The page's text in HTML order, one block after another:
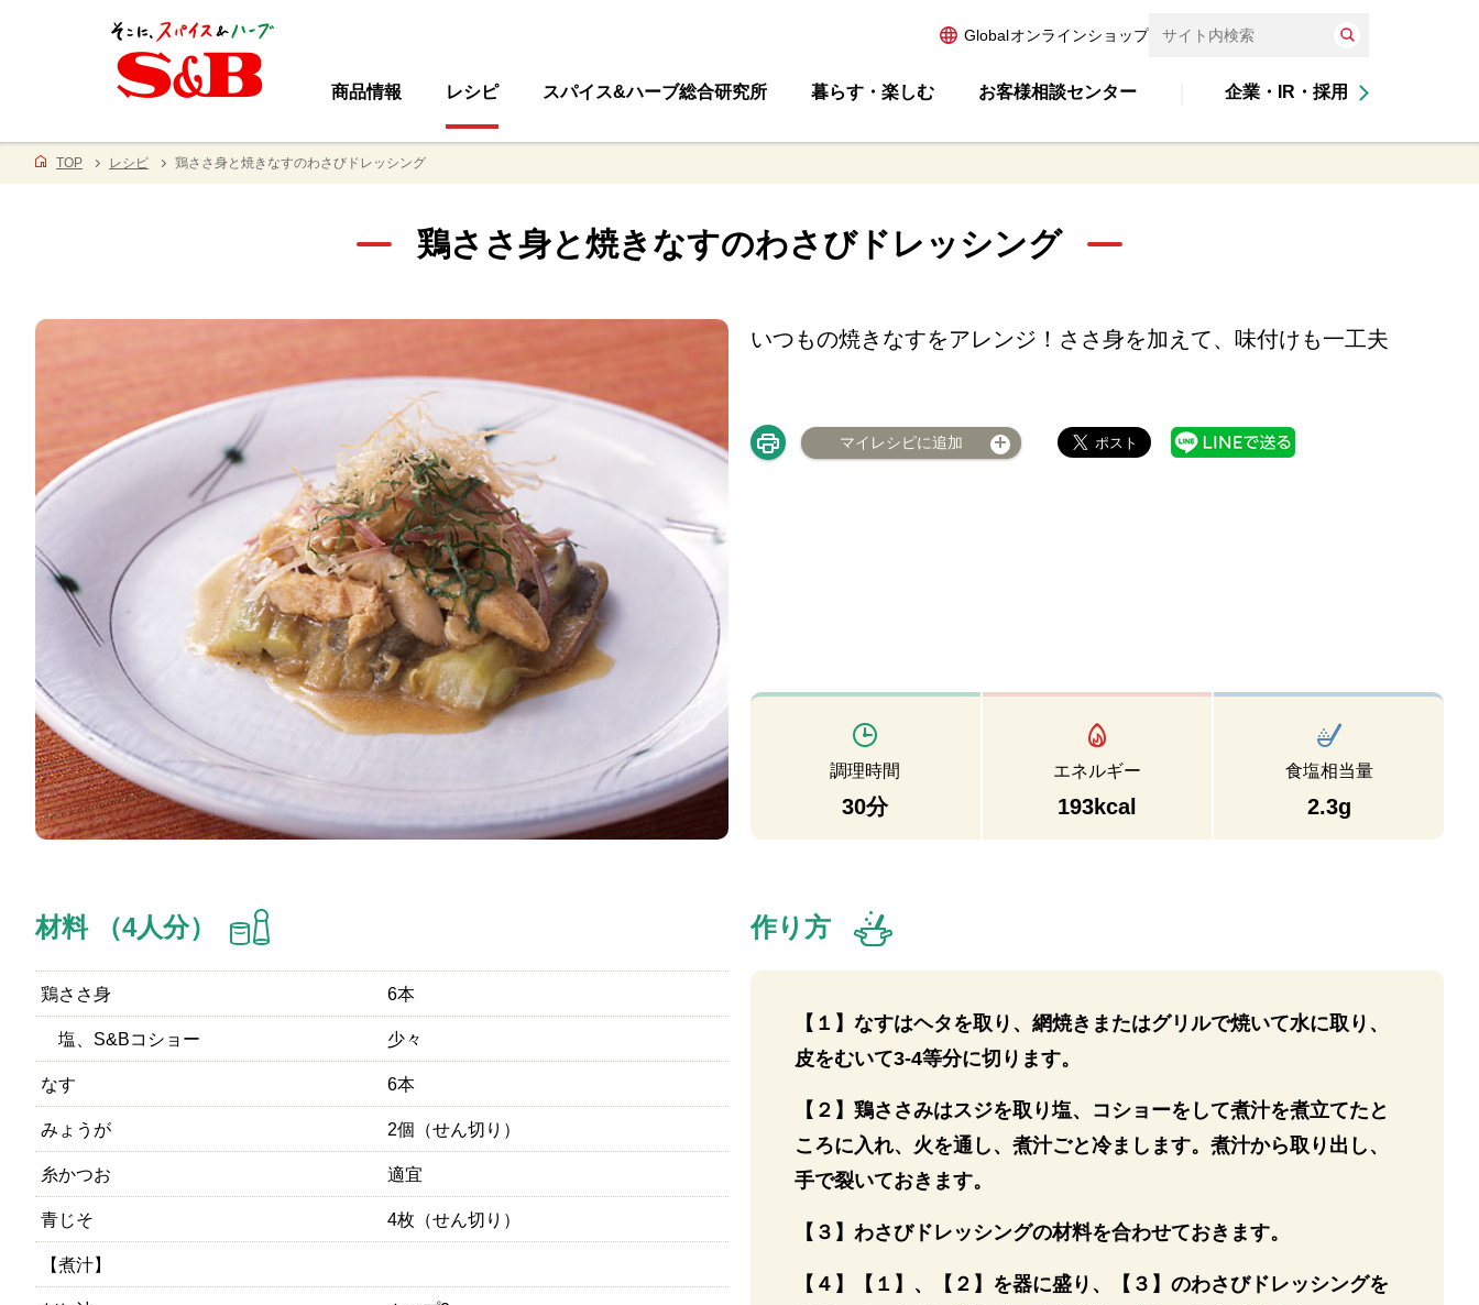
Globalオンラインショップ
商品情報 レシピ スパイス&ハーブ総合研究所 暮らす・楽しむ お客様相談センター 企業・IR・採用
TOP レシピ 鶏ささ身と焼きなすのわさびドレッシング
鶏ささ身と焼きなすのわさびドレッシング
いつもの焼きなすをアレンジ！ささ身を加えて、味付けも一工夫
マイレシピに追加
調理時間
30分
エネルギー
193kcal
食塩相当量
2.3g
材料 （4人分）
鶏ささ身 6本
塩、S&Bコショー 少々
なす 6本
みょうが 2個（せん切り）
糸かつお 適宜
青じそ 4枚（せん切り）
【煮汁】
作り方
【１】なすはヘタを取り、網焼きまたはグリルで焼いて水に取り、
皮をむいて3-4等分に切ります。
【２】鶏ささみはスジを取り塩、コショーをして煮汁を煮立てたと
ころに入れ、火を通し、煮汁ごと冷まします。煮汁から取り出し、
手で裂いておきます。
【３】わさびドレッシングの材料を合わせておきます。
【４】【１】、【２】を器に盛り、【３】のわさびドレッシングを